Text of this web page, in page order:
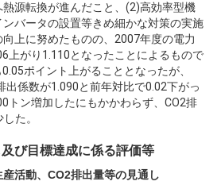
源転換が進んだこと、(2)高効率型機
バータの設置等きめ細かな対策の実施
上に努めたものの、2007年度の電力
上がり1.110となったことによるもので
ポイント上がることとなったが、
出係数が1.090と前年対比で0.02下がっ
トン増加したにもかかわらず、CO2排
た。
び目標達成に係る評価等
活動、CO2排出量等の見通し